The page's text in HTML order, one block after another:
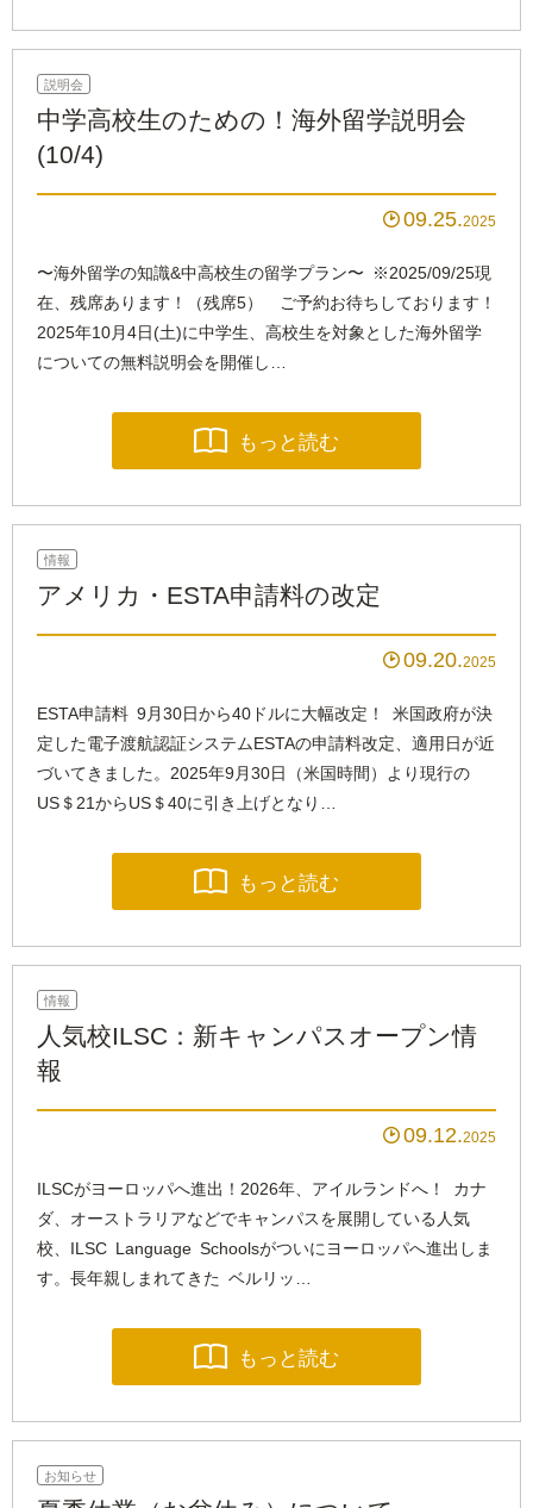
説明会
中学高校生のための！海外留学説明会
(10/4)
 09.25 2025
〜海外留学の知識&中高校生の留学プラン〜 ※2025/09/25現
在、残席あります！（残席5） ご予約お待ちしております！
2025年10月4日(土)に中学生、高校生を対象とした海外留学
についての無料説明会を開催し…
 もっと読む
情報
アメリカ・ESTA申請料の改定
 09.20 2025
ESTA申請料 9月30日から40ドルに大幅改定！ 米国政府が決
定した電子渡航認証システムESTAの申請料改定、適用日が近
づいてきました。2025年9月30日（米国時間）より現行の
US＄21からUS＄40に引き上げとなり…
 もっと読む
情報
人気校ILSC：新キャンパスオープン情
報
 09.12 2025
ILSCがヨーロッパへ進出！2026年、アイルランドへ！ カナ
ダ、オーストラリアなどでキャンパスを展開している人気
校、ILSC Language Schoolsがついにヨーロッパへ進出しま
す。長年親しまれてきた ベルリッ…
 もっと読む
お知らせ